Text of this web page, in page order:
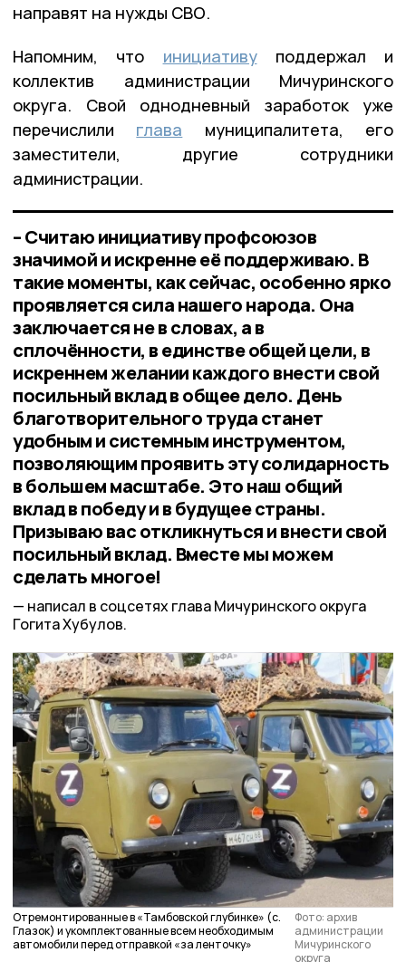
направят на нужды СВО.
Напомним, что инициативуподдержал и
коллектив администрации Мичуринского
округа. Свой однодневный заработок уже
перечислили глава муниципалитета, его
заместители, другие сотрудники
администрации.
– Считаю инициативу профсоюзов
значимой и искренне её поддерживаю. В
такие моменты, как сейчас, особенно ярко
проявляется сила нашего народа. Она
заключается не в словах, а в
сплочённости, в единстве общей цели, в
искреннем желании каждого внести свой
посильный вклад в общее дело. День
благотворительного труда станет
удобным и системным инструментом,
позволяющим проявить эту солидарность
в большем масштабе. Это наш общий
вклад в победу и в будущее страны.
Призываю вас откликнуться и внести свой
посильный вклад. Вместе мы можем
сделать многое!
написал в соцсетях глава Мичуринского округа
Гогита Хубулов.
Отремонтированные в «Тамбовской глубинке» (с.
Глазок) и укомплектованные всем необходимым
автомобили перед отправкой «за ленточку»
Фото: архив
администрации
Мичуринского
округа